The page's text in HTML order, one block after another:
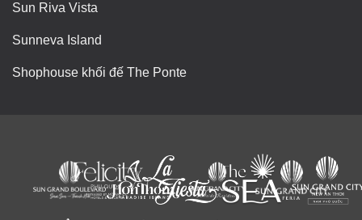
Sun Riva Vista
Sunneva Island
Shophouse khối đế The Ponte